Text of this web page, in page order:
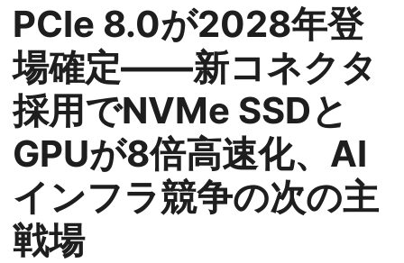
PCIe 8.0が2028年登
場確定——新コネクタ
採用でNVMe SSDと
GPUが8倍高速化、AI
インフラ競争の次の主
戦場